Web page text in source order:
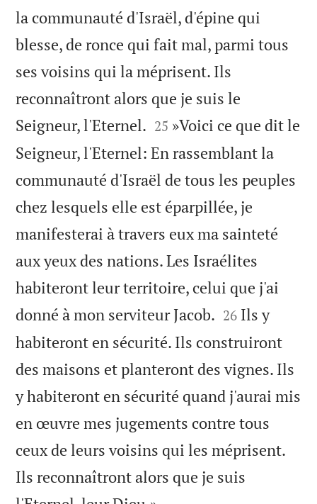
la communauté d'Israël, d'épine qui
blesse, de ronce qui fait mal, parmi tous
ses voisins qui la méprisent. Ils
reconnaîtront alors que je suis le
Seigneur, l'Eternel. 

25 »Voici ce que dit le
Seigneur, l'Eternel: En rassemblant la
communauté d'Israël de tous les peuples
chez lesquels elle est éparpillée, je
manifesterai à travers eux ma sainteté
aux yeux des nations. Les Israélites
habiteront leur territoire, celui que j'ai
donné à mon serviteur Jacob. 

26 Ils y
habiteront en sécurité. Ils construiront
des maisons et planteront des vignes. Ils
y habiteront en sécurité quand j'aurai mis
en œuvre mes jugements contre tous
ceux de leurs voisins qui les méprisent.
Ils reconnaîtront alors que je suis